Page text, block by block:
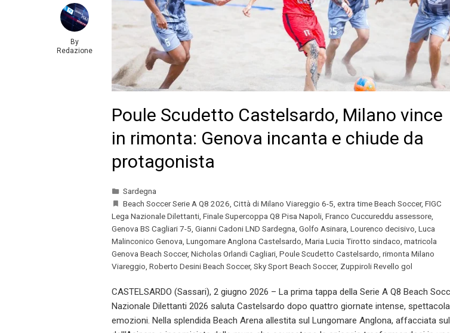
By
Redazione
Poule Scudetto Castelsardo, Milano vince
in rimonta: Genova incanta e chiude da
protagonista
Sardegna
Beach Soccer Serie A Q8 2026 Città di Milano Viareggio 6-5 extra time Beach Soccer, FIGC
Lega Nazionale Dilettanti Finale Supercoppa Q8 Pisa Napoli Franco Cuccureddu assessore
Genova BS Cagliari 7-5 Gianni Cadoni LND Sardegna Golfo Asinara Lourenco decisivo Luca
Malinconico Genova Lungomare Anglona Castelsardo Maria Lucia Tirotto sindaco matricola
Genova Beach Soccer, Nicholas Orlandi Cagliari Poule Scudetto Castelsardo rimonta Milano
Viareggio Roberto Desini Beach Soccer, Sky Sport Beach Soccer, Zuppiroli Revello gol
CASTELSARDO (Sassari), 2 giugno 2026 – La prima tappa della Serie A Q8 Beach
Nazionale Dilettanti 2026 saluta Castelsardo dopo quattro giornate intense,
emozioni. Nella splendida Beach Arena allestita sul Lungomare Anglona, affacciata